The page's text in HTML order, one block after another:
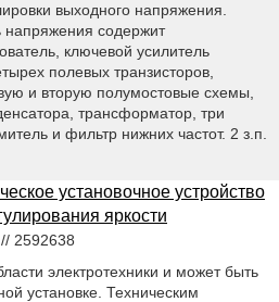
выходного напряжения.
напряжения содержит
ключевой усилитель
полевых транзисторов,
и вторую полумостовые схемы,
трансформатор, три
и фильтр нижних частот. 2 з.п.
установочное устройство
яркости
// 2592638
электротехники и может быть
установке. Техническим